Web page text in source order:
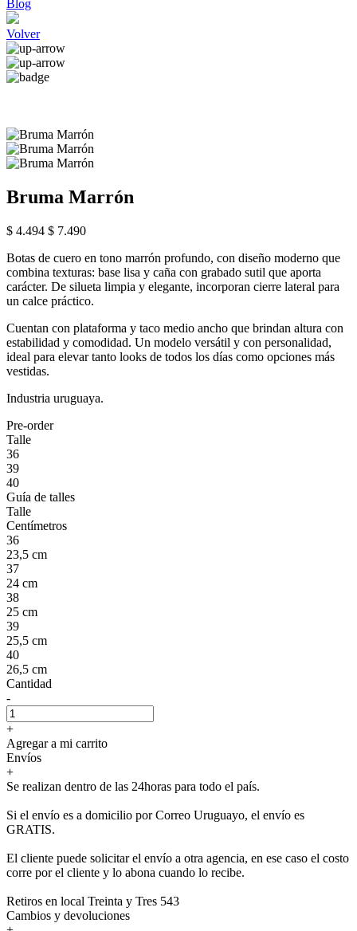
Blog
Volver
Bruma Marrón
$ 4.494 $ 7.490
Botas de cuero en tono marrón profundo, con diseño moderno que
combina texturas: base lisa y caña con grabado sutil que aporta
carácter. De silueta limpia y elegante, incorporan cierre lateral para
un calce práctico.
Cuentan con plataforma y taco medio ancho que brindan altura con
estabilidad y comodidad. Un modelo versátil y con personalidad,
ideal para elevar tanto looks de todos los días como opciones más
vestidas.
Industria uruguaya.
Pre-order
Talle
36
39
40
Guía de talles
Talle
Centímetros
36
23,5 cm
37
24 cm
38
25 cm
39
25,5 cm
40
26,5 cm
Cantidad
-
+
Agregar a mi carrito
Envíos
+
Se realizan dentro de las 24horas para todo el país.
Si el envío es a domicilio por Correo Uruguayo, el envío es
GRATIS.
El cliente puede solicitar el envío a otra agencia, en ese caso el costo
corre por el cliente y lo abona cuando lo recibe.
Retiros en local Treinta y Tres 543
Cambios y devoluciones